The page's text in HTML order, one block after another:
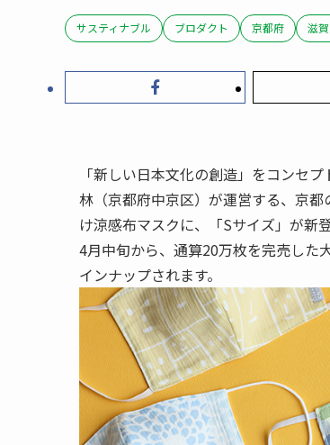
サスティナブル ブロダクト 京都府 滋
「新しい日本文化の創造」をコンセ
林（京都府中京区）が運営する、京
け涼感布マスクに、「Sサイズ」が新登
4月中旬から、通算20万枚を完売した
インナップされます。